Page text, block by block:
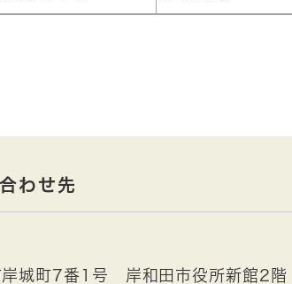
わせ先
岸城町7番1号 岸和田市役所新館2階